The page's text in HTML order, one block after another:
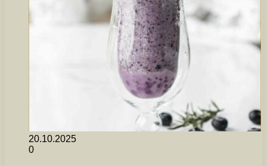
20.10.2025
0